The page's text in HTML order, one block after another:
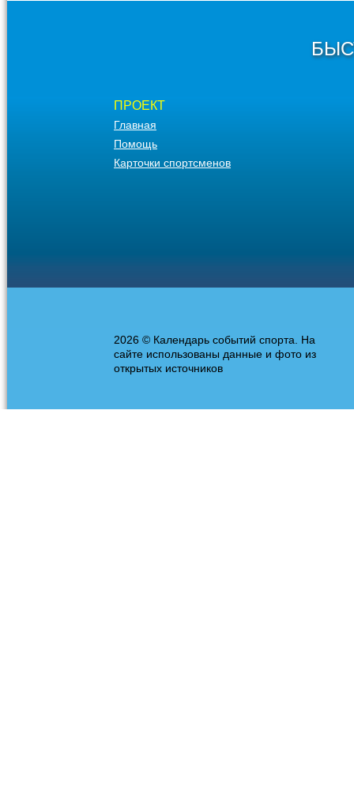
ПРОЕКТ
Главная
Помощь
Карточки спортсменов
2026 © Календарь событий спорта. На
сайте использованы данные и фото из
открытых источников